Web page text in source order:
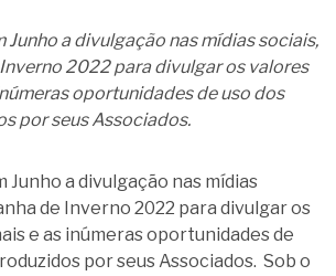
Junho a divulgação nas mídias sociais,
2022 para divulgar os valores
oportunidades de uso dos
por seus Associados.
Junho a divulgação nas mídias
de Inverno 2022 para divulgar os
e as inúmeras oportunidades de
por seus Associados. Sob o